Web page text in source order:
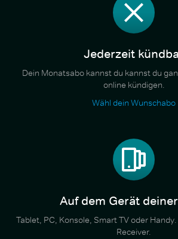
Jederzeit
Dein Monatsabo kannst du kannst du
online kündigen.
Wähl dein Wunschabo
Auf dem Gerät
Tablet, PC, Konsole, Smart TV oder
Receiver.